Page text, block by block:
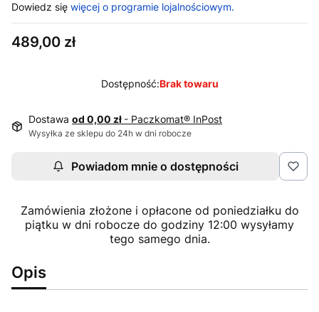
Dowiedz się więcej o programie lojalnościowym.
Cena
489,00 zł
Dostępność:Brak towaru
Dostawa od 0,00 zł - Paczkomat® InPost
Wysyłka ze sklepu do 24h w dni robocze
Powiadom mnie o dostępności
Zamówienia złożone i opłacone od poniedziałku do
piątku w dni robocze do godziny 12:00 wysyłamy
tego samego dnia.
Opis